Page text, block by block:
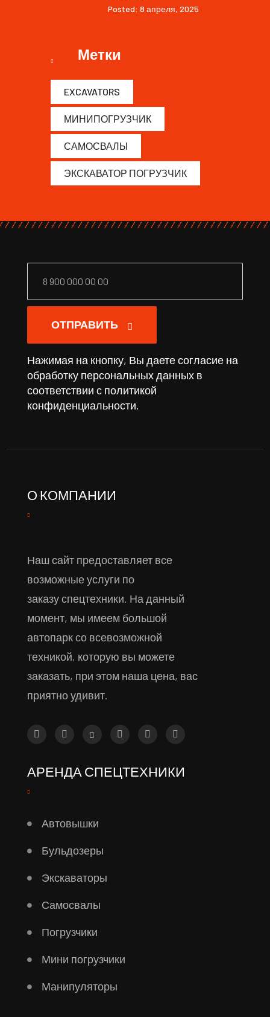
Posted: 8 апреля, 2025
Метки
EXCAVATORS
МИНИПОГРУЗЧИК
САМОСВАЛЫ
ЭКСКАВАТОР ПОГРУЗЧИК
ОТПРАВИТЬ
Нажимая на кнопку, Вы даете согласие на
обработку персональных данных в
соответствии с политикой
конфиденциальности.
О КОМПАНИИ
Наш сайт предоставляет все
возможные услуги по
заказу спецтехники. На данный
момент, мы имеем большой
автопарк со всевозможной
техникой, которую вы можете
заказать, при этом наша цена, вас
приятно удивит.
АРЕНДА СПЕЦТЕХНИКИ
Автовышки
Бульдозеры
Экскаваторы
Самосвалы
Погрузчики
Мини погрузчики
Манипуляторы